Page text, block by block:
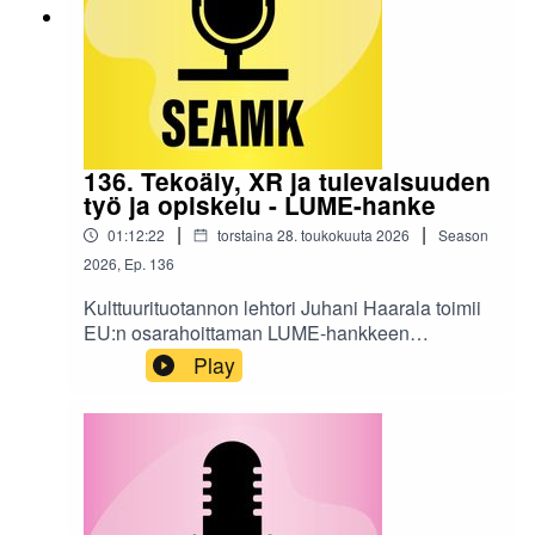
palautumiseen.Jakso tarjoaa käytännönläheisiä
näkökulmia ja oivalluksia, jotka auttavat
pysähtymään oman jaksamisen äärelle –
ajoissa.Podcastin tuotanto: Päivi Kasari ja Anna
Rauha (SEAMK)Podcastin tekstivastine »
136. Tekoäly, XR ja tulevaisuuden
työ ja opiskelu - LUME-hanke
01:12:22 | torstaina 28. toukokuuta 2026 |
Season
2026, Ep. 136
Kulttuurituotannon lehtori Juhani Haarala toimii
EU:n osarahoittaman LUME-hankkeen
asiantuntijana. Hankkeessa kehitetään luovien
alojen toimijoiden digitaalista osaamista web3-
ympäristössä. Tässä podcastissa hän
kanssa laajennetusta todellisuudesta (XR),
tekoälyn käytöstä arjessa ja työelämän sekä
opiskelun murroksesta. Jakso pureutuu mm.
Play